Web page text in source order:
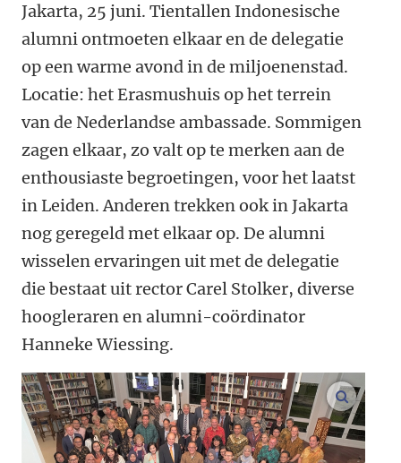
Jakarta, 25 juni. Tientallen Indonesische
alumni ontmoeten elkaar en de delegatie
op een warme avond in de miljoenenstad.
Locatie: het Erasmushuis op het terrein
van de Nederlandse ambassade. Sommigen
zagen elkaar, zo valt op te merken aan de
enthousiaste begroetingen, voor het laatst
in Leiden. Anderen trekken ook in Jakarta
nog geregeld met elkaar op. De alumni
wisselen ervaringen uit met de delegatie
die bestaat uit rector Carel Stolker, diverse
hoogleraren en alumni-coördinator
Hanneke Wiessing.